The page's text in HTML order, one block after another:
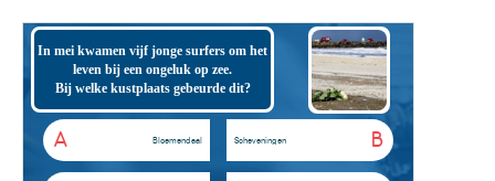
In mei kwamen vijf jonge surfers om het
leven bij een ongeluk op zee.
Bij welke kustplaats gebeurde dit?
A Bloemendaal B
Scheveningen